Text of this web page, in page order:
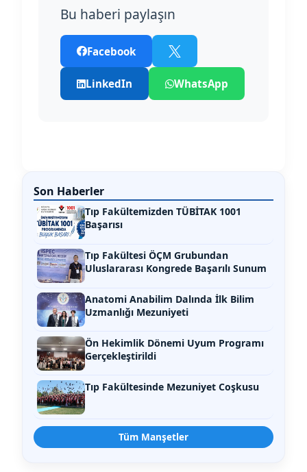
Bu haberi paylaşın
Facebook
LinkedIn WhatsApp
Son Haberler
Tıp Fakültemizden TÜBİTAK 1001
Başarısı
Tıp Fakültesi ÖÇM Grubundan
Uluslararası Kongrede Başarılı Sunum
Anatomi Anabilim Dalında İlk Bilim
Uzmanlığı Mezuniyeti
Ön Hekimlik Dönemi Uyum Programı
Gerçekleştirildi
Tıp Fakültesinde Mezuniyet Coşkusu
Tüm Manşetler